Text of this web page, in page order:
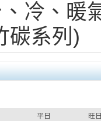
冷、暖
碳系列)
平日
旺